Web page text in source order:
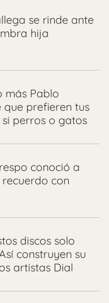
se rinde ante
hija
más Pablo
que prefieren tus
perros o gatos
conoció a
recuerdo con
discos solo
construyen su
artistas Dial